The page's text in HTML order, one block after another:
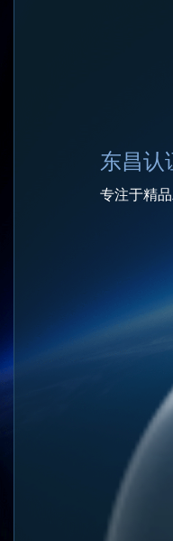
东昌认
专注于精